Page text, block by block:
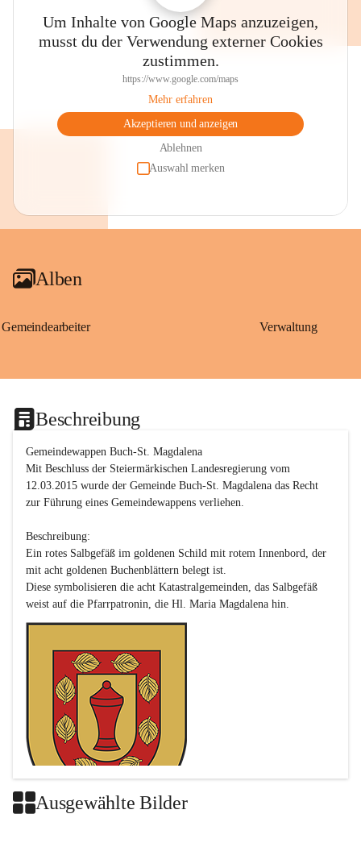
Um Inhalte von Google Maps anzuzeigen,
musst du der Verwendung externer Cookies
zustimmen.
https://www.google.com/maps
Mehr erfahren
Akzeptieren und anzeigen
Ablehnen
Auswahl merken
Alben
Gemeindearbeiter Verwaltung
Beschreibung
Gemeindewappen Buch-St. Magdalena
Mit Beschluss der Steiermärkischen Landesregierung vom
12.03.2015 wurde der Gemeinde Buch-St. Magdalena das Recht
zur Führung eines Gemeindewappens verliehen.
Beschreibung:
Ein rotes Salbgefäß im goldenen Schild mit rotem Innenbord, der
mit acht goldenen Buchenblättern belegt ist.
Diese symbolisieren die acht Katastralgemeinden, das Salbgefäß
Ausgewählte Bilder